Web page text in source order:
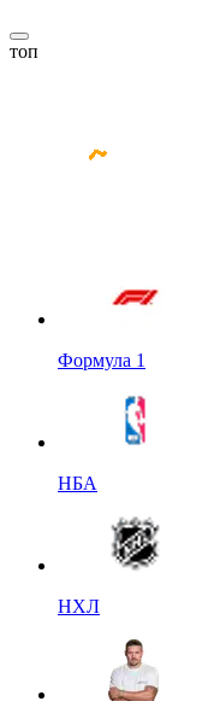
топ
Формула 1
НБА
НХЛ